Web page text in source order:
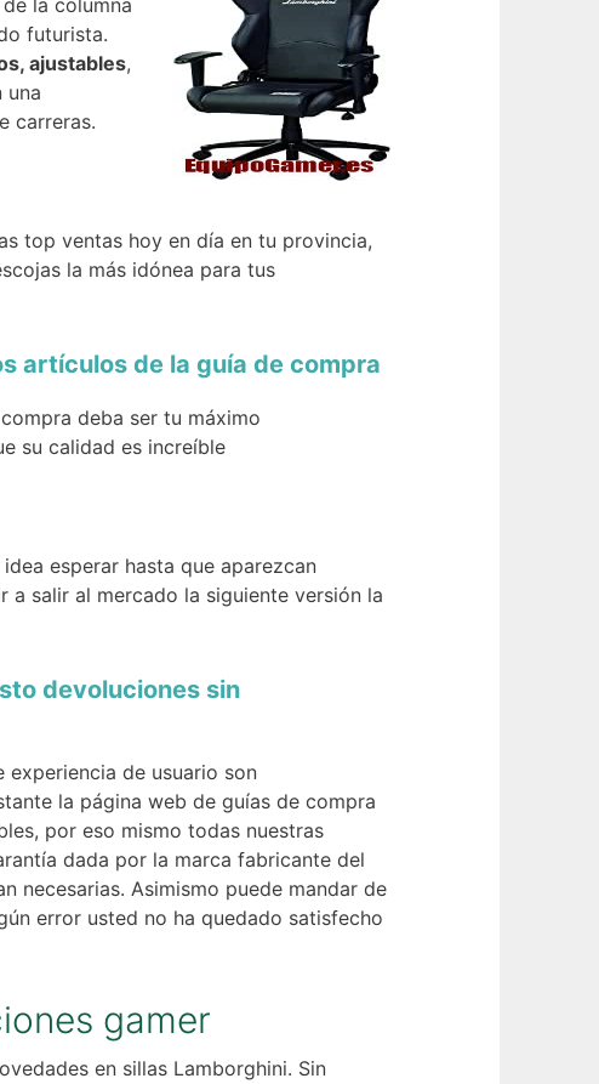
la columna
futurista.
ajustables,
una
carreras.
top ventas hoy en día en tu provincia,
la más idónea para tus
artículos de la guía de compra
deba ser tu máximo
su calidad es increíble
esperar hasta que aparezcan
a salir al mercado la siguiente versión la
devoluciones sin
de usuario son
la página web de guías de compra
por eso mismo todas nuestras
dada por la marca fabricante del
necesarias. Asimismo puede mandar de
error usted no ha quedado satisfecho
gamer
en sillas Lamborghini. Sin